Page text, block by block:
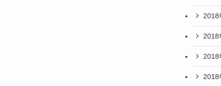
2018
2018
2018
2018